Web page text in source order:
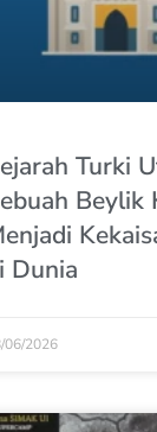
Turki
Beylik
Dunia
06/2026